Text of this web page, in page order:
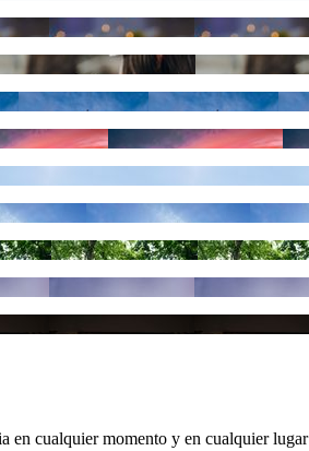
en cualquier momento y en cualquier lugar